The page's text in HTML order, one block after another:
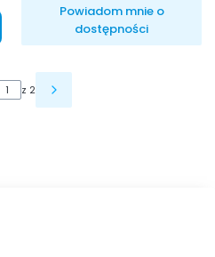
Powiadom mnie o
dostępności
z 2